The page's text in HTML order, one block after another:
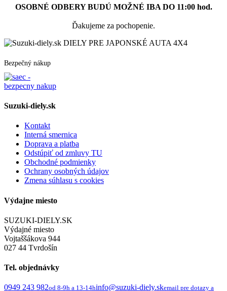
OSOBNÉ ODBERY BUDÚ MOŽNÉ IBA DO 11:00 hod.
Ďakujeme za pochopenie.
DIELY PRE JAPONSKÉ AUTA 4X4
Bezpečný nákup
Suzuki-diely.sk
Kontakt
Interná smernica
Doprava a platba
Odstúpiť od zmluvy TU
Obchodné podmienky
Ochrany osobných údajov
Zmena súhlasu s cookies
Výdajne miesto
SUZUKI-DIELY.SK
Výdajné miesto
Vojtaššákova 944
027 44 Tvrdošín
Tel. objednávky
0949 243 982od 8-9h a 13-14hinfo@suzuki-diely.skemail pre dotazy a